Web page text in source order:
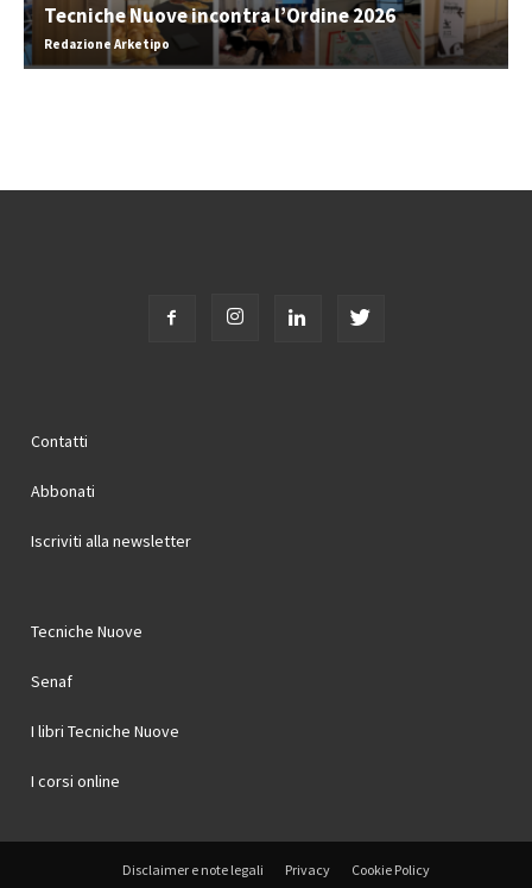
Tecniche Nuove incontra l’Ordine 2026
Redazione Arketipo
Contatti
Abbonati
Iscriviti alla newsletter
Tecniche Nuove
Senaf
I libri Tecniche Nuove
I corsi online
Disclaimer e note legali Privacy Cookie Policy